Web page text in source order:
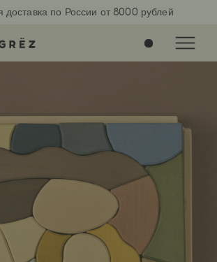
доставка по России от 8000 рублей
0